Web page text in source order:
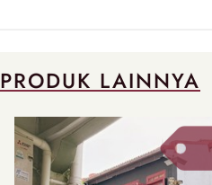
PRODUK LAINNYA